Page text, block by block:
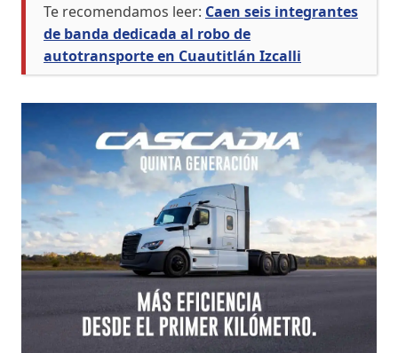
Te recomendamos leer: Caen seis integrantes
de banda dedicada al robo de
autotransporte en Cuautitlán Izcalli